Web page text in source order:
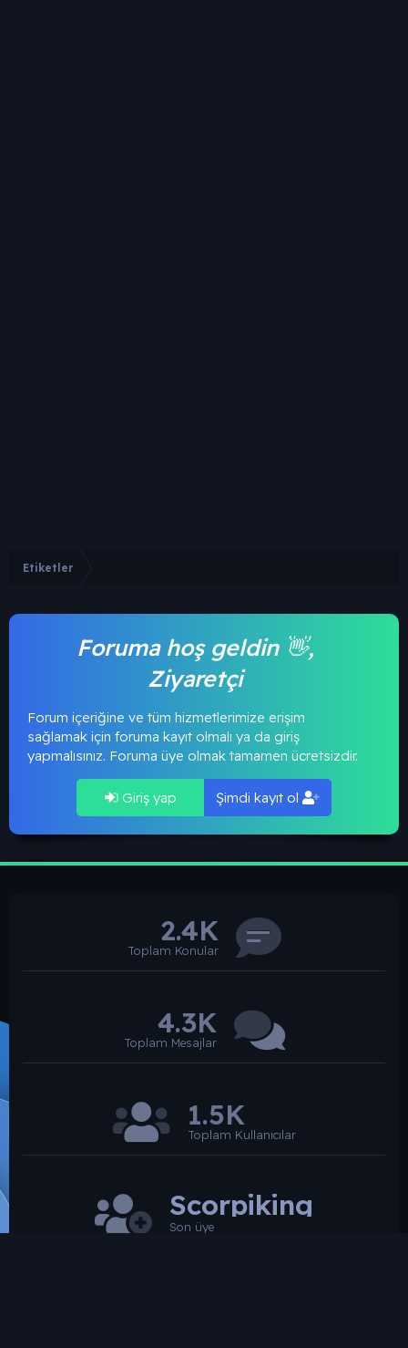
Etiketler
Foruma hoş geldin 👋,
Ziyaretçi
Forum içeriğine ve tüm hizmetlerimize erişim
sağlamak için foruma kayıt olmalı ya da giriş
yapmalısınız. Foruma üye olmak tamamen ücretsizdir.
Giriş yap Şimdi kayıt ol
2.4K
Toplam Konular
4.3K
Toplam Mesajlar
1.5K
Toplam Kullanıcılar
Scorpiking
Son üye